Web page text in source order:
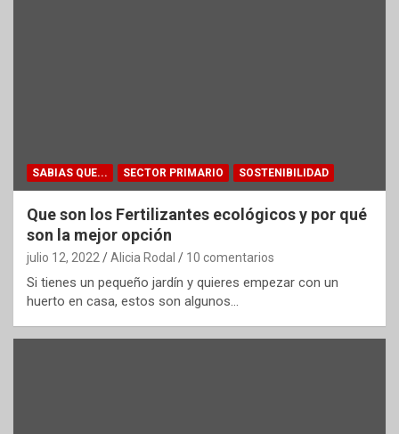
SABIAS QUE... SECTOR PRIMARIO SOSTENIBILIDAD
Que son los Fertilizantes ecológicos y por qué
son la mejor opción
julio 12, 2022 Alicia Rodal 10 comentarios
Si tienes un pequeño jardín y quieres empezar con un
huerto en casa, estos son algunos…